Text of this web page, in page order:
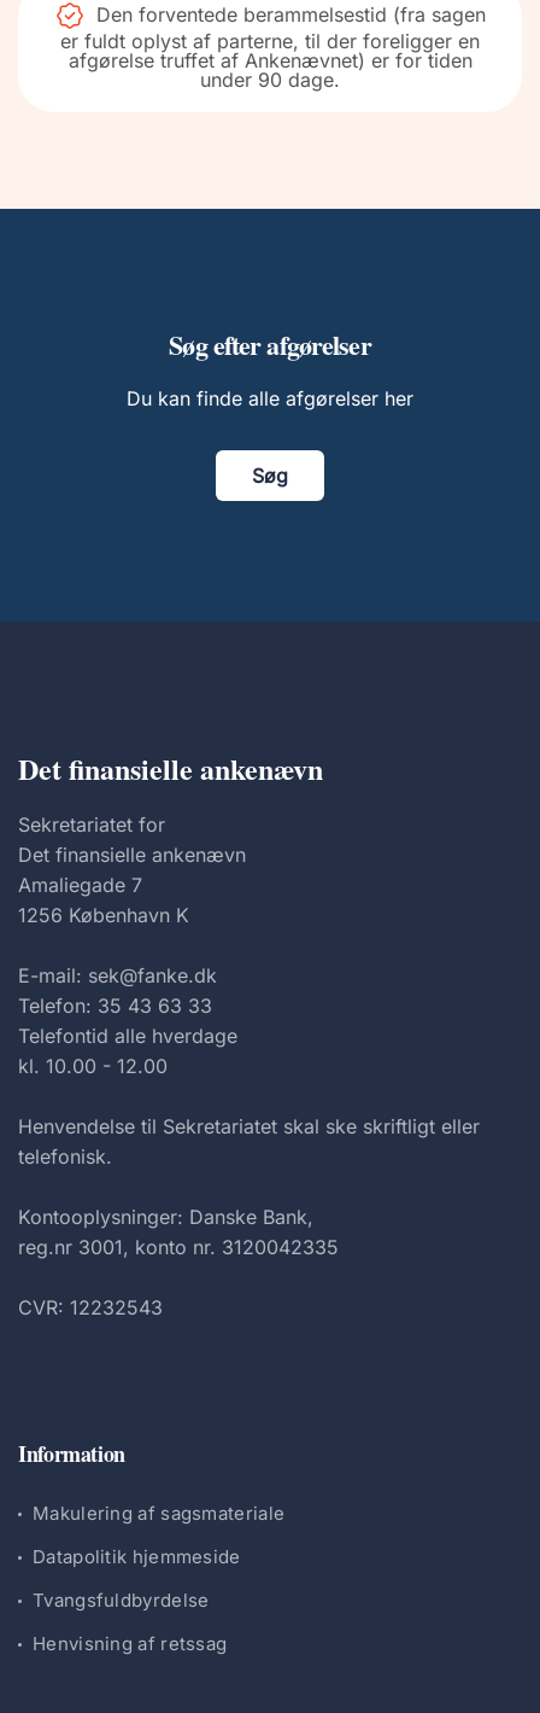
Den forventede berammelsestid (fra sagen
er fuldt oplyst af parterne, til der foreligger en
afgørelse truffet af Ankenævnet) er for tiden
under 90 dage.
Søg efter afgørelser
Du kan finde alle afgørelser her
Søg
Det finansielle ankenævn
Sekretariatet for
Det finansielle ankenævn
Amaliegade 7
1256 København K
E-mail: sek@fanke.dk
Telefon: 35 43 63 33
Telefontid alle hverdage
kl. 10.00 - 12.00
Henvendelse til Sekretariatet skal ske skriftligt eller
telefonisk.
Kontooplysninger: Danske Bank,
reg.nr 3001, konto nr. 3120042335
CVR: 12232543
Information
Makulering af sagsmateriale
Datapolitik hjemmeside
Tvangsfuldbyrdelse
Henvisning af retssag